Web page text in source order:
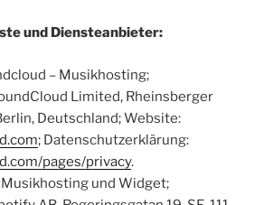
und Diensteanbieter:
– Musikhosting;
Limited, Rheinsberger
Deutschland; Website:
; Datenschutzerklärung:
pages/privacy.
und Widget;